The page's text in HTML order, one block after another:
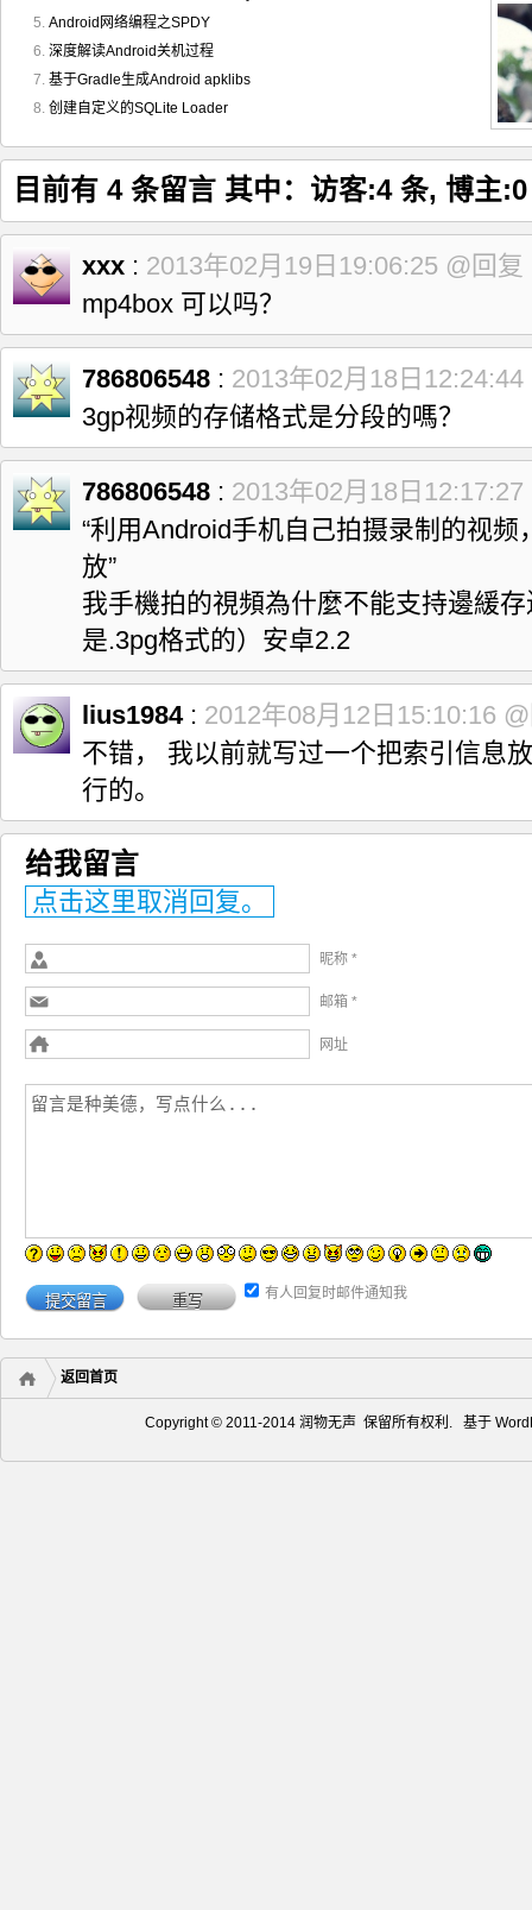
Android网络编程之SPDY
深度解读Android关机过程
基于Gradle生成Android apklibs
创建自定义的SQLite Loader
目前有 4 条留言 其中：访客:4 条, 博主
xxx : 2013年02月19日19:06:25 @回复
mp4box 可以吗？
786806548 : 2013年02月18日12:24:44
3gp视频的存储格式是分段的嗎？
786806548 : 2013年02月18日12:17:27
“利用Android手机自己拍摄录制的视
放”
我手機拍的視頻為什麼不能支持邊緩
是.3pg格式的）安卓2.2
lius1984: 2012年08月12日15:10:16
不错， 我以前就写过一个把索引信息
行的。
给我留言
点击这里取消回复。
昵称 *
邮箱 *
网址
有人回复时邮件通知我
返回首页
Copyright © 2011-2014 润物无声 保留所有权利. 基于